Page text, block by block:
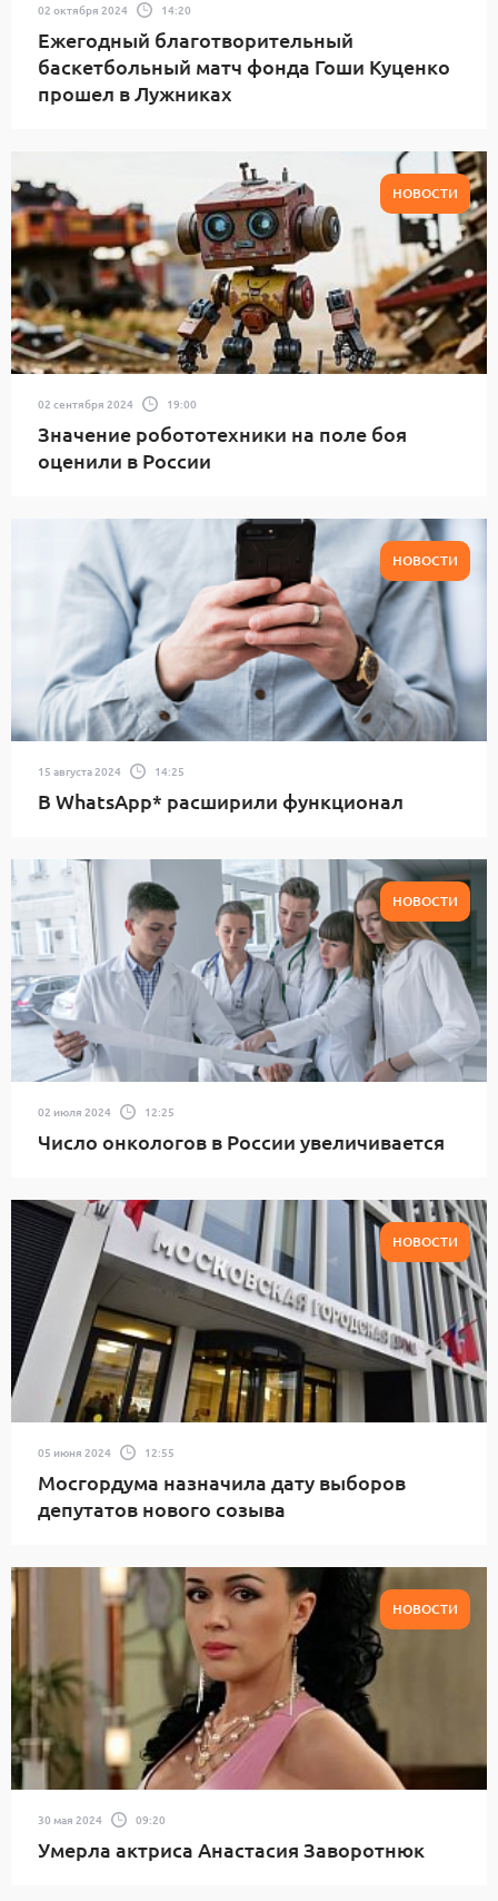
02 октября 2024 14:20
Ежегодный благотворительный
баскетбольный матч фонда Гоши Куценко
прошел в Лужниках
НОВОСТИ
02 сентября 2024 19:00
Значение робототехники на поле боя
оценили в России
НОВОСТИ
15 августа 2024 14:25
В WhatsApp* расширили функционал
НОВОСТИ
02 июля 2024 12:25
Число онкологов в России увеличивается
НОВОСТИ
05 июня 2024 12:55
Мосгордума назначила дату выборов
депутатов нового созыва
НОВОСТИ
30 мая 2024 09:20
Умерла актриса Анастасия Заворотнюк